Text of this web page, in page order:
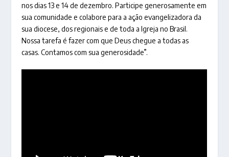
nos dias 13 e 14 de dezembro. Participe generosamente em
sua comunidade e colabore para a ação evangelizadora da
sua diocese, dos regionais e de toda a Igreja no Brasil.
Nossa tarefa é fazer com que Deus chegue a todas as
casas. Contamos com sua generosidade”.